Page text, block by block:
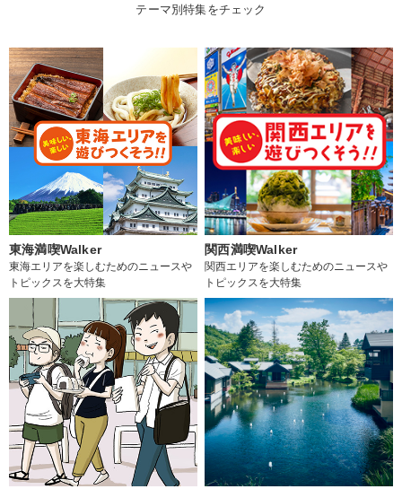
テーマ別特集をチェック
東海満喫Walker
東海エリアを楽しむためのニュースや
トピックスを大特集
関西満喫Walker
関西エリアを楽しむためのニュースや
トピックスを大特集